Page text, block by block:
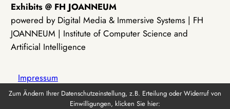
Exhibits @ FH JOANNEUM
powered by Digital Media & Immersive Systems | FH
JOANNEUM | Institute of Computer Science and
Artificial Intelligence
Impressum
Zum Ändern Ihrer Datenschutzeinstellung, z.B. Erteilung oder Widerruf von
Einwilligungen, klicken Sie hier: